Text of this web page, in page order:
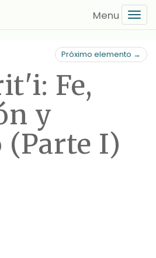
Próximo elemento →
Fe,
y
(Parte I)